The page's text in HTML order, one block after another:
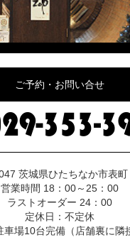
ご予約・お問い合せ
茨城県ひたちなか市表町
営業時間 18：00～25：00
ラストオーダー 24：00
定休日：不定休
車場10台完備（店舗裏に隣